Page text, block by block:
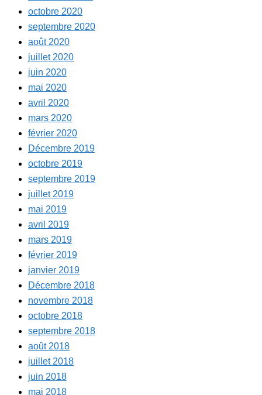
octobre 2020
septembre 2020
août 2020
juillet 2020
juin 2020
mai 2020
avril 2020
mars 2020
février 2020
Décembre 2019
octobre 2019
septembre 2019
juillet 2019
mai 2019
avril 2019
mars 2019
février 2019
janvier 2019
Décembre 2018
novembre 2018
octobre 2018
septembre 2018
août 2018
juillet 2018
juin 2018
mai 2018